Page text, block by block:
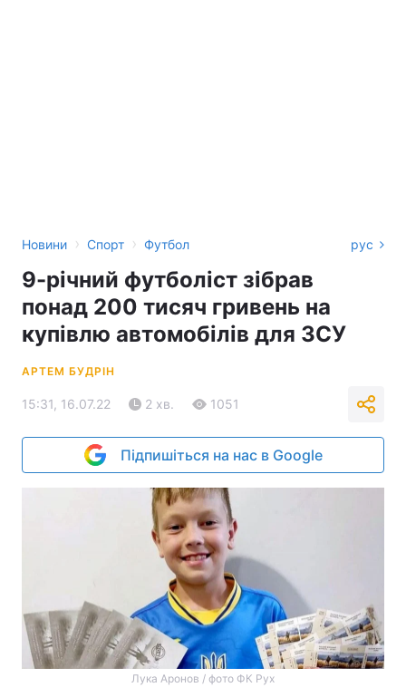
Новини › Спорт › Футбол рус
9-річний футболіст зібрав
понад 200 тисяч гривень на
купівлю автомобілів для ЗСУ
АРТЕМ БУДРІН
15:31, 16.07.22 2 хв. 1051
Підпишіться на нас в Google
Лука Аронов / фото ФК Рух